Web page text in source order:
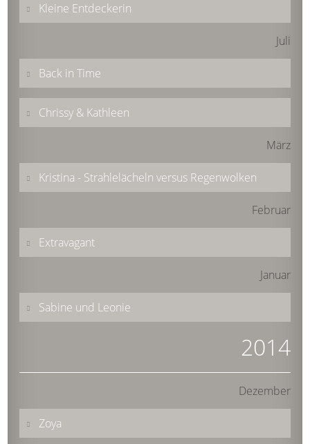
Kleine Entdeckerin
Juli
Back in Time
Chrissy & Kathleen
März
Kristina - Strahlelächeln versus Regenwolken
Februar
Extravagant
Januar
Sabine und Leonie
2014
Dezember
Zoya